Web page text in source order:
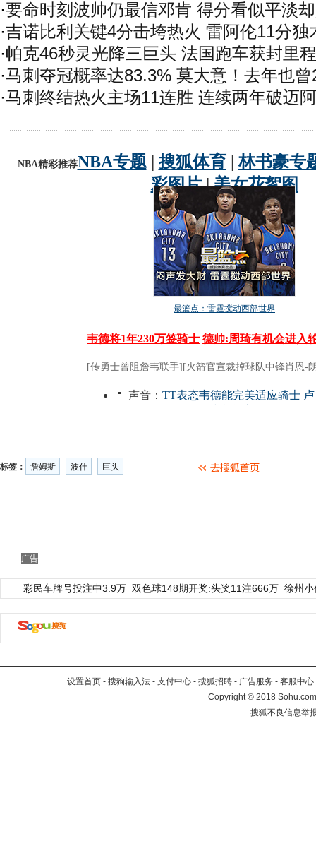
·要命时刻波帅仍最信邓肯 得分看似平淡
·吉诺比利关键4分击垮热火 雷阿伦11分独
·帕克46秒灵光降三巨头 法国跑车获封里
·马刺夺冠概率达83.3% 莫大意！去年也曾
·马刺终结热火主场11连胜 连续两年破迈
标签： 詹姆斯 波什 巨头
广告
彩民车牌号投注中3.9万 双色球148期开奖:头奖11注666万 徐州
设置首页 - 搜狗输入法 - 支付中心 - 搜狐招聘 - 广告服务 - 客服中心
Copyright©2018
搜狐不良信息举